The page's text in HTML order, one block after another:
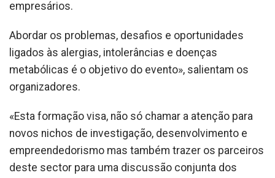
empresários.
Abordar os problemas, desafios e oportunidades
ligados às alergias, intolerâncias e doenças
metabólicas é o objetivo do evento», salientam os
organizadores.
«Esta formação visa, não só chamar a atenção para
novos nichos de investigação, desenvolvimento e
empreendedorismo mas também trazer os parceiros
deste sector para uma discussão conjunta dos